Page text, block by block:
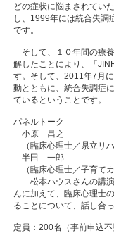
どの症状に悩まされてい
し、1999年には統合失調
です。
そして、１０年間の療
解したことにより、「
す。そして、2011年7月
動とともに、統合失調症
ているということです。
パネルトーク
小原 昌之
（臨床心理士／県立リハ
半田 一郎
（臨床心理士／子育てカ
松本ハウスさんの講演
んに加えて、臨床心理士
ることについて、話し合っ
定員：200名（事前申込不